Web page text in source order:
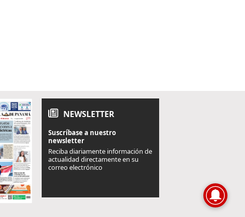
NEWSLETTER
Suscríbase a nuestro
newsletter
Reciba diariamente información de
actualidad directamente en su
correo electrónico